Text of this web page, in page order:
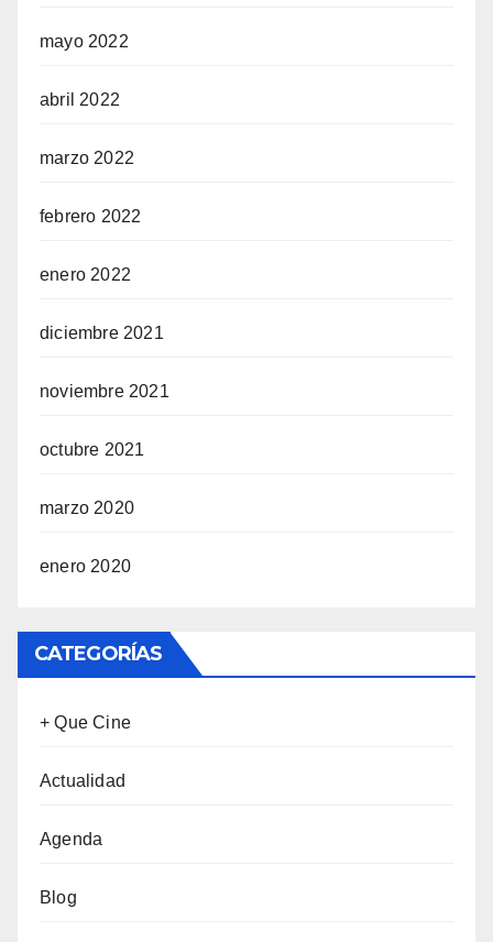
mayo 2022
abril 2022
marzo 2022
febrero 2022
enero 2022
diciembre 2021
noviembre 2021
octubre 2021
marzo 2020
enero 2020
CATEGORÍAS
+ Que Cine
Actualidad
Agenda
Blog